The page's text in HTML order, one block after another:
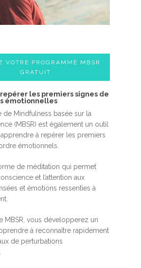
VOTRE PROGRAMME MBSR
GRATUIT
les premiers signes de
émotionnelles
de Mindfulness basée sur la
(MBSR) est également un outil
à repérer les premiers
émotionnels.
forme de méditation qui permet
et l’attention aux
et émotions ressenties à
MBSR, vous développerez un
à reconnaître rapidement
de perturbations